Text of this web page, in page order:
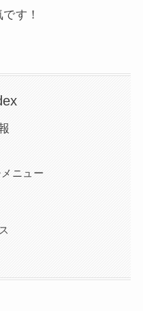
す！
ニュー